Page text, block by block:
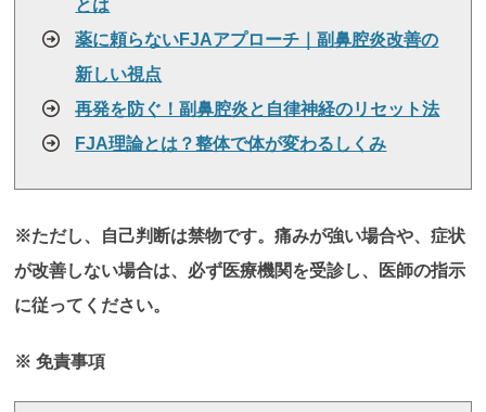
とは
薬に頼らないFJAアプローチ｜副鼻腔炎改善の
新しい視点
再発を防ぐ！副鼻腔炎と自律神経のリセット法
FJA理論とは？整体で体が変わるしくみ
※ただし、自己判断は禁物です。痛みが強い場合や、症状
が改善しない場合は、必ず医療機関を受診し、医師の指示
に従ってください。
※ 免責事項